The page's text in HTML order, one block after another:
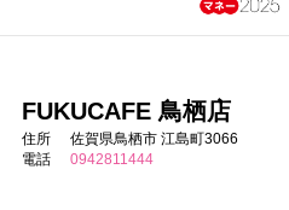
FUKUCAFE 鳥栖店
住所
佐賀県鳥栖市 江島町3066
電話
0942811444